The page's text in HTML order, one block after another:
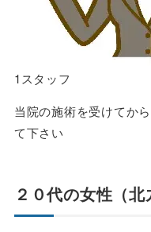
1スタッフ
当院の施術を受けてか
て下さい
２０代の女性（北